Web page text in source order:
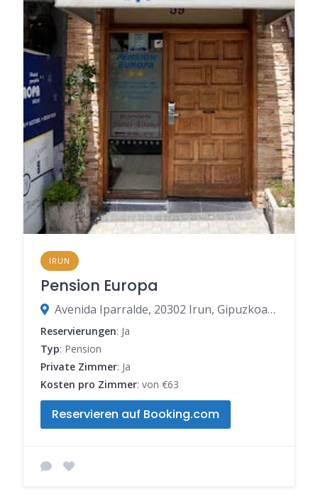
IRUN
Pension Europa
Avenida Iparralde, 20302 Irun, Gipuzkoa, Spanien
Reservierungen: Ja
Typ: Pension
Private Zimmer: Ja
Kosten pro Zimmer: von €63
Reservieren auf Booking.com